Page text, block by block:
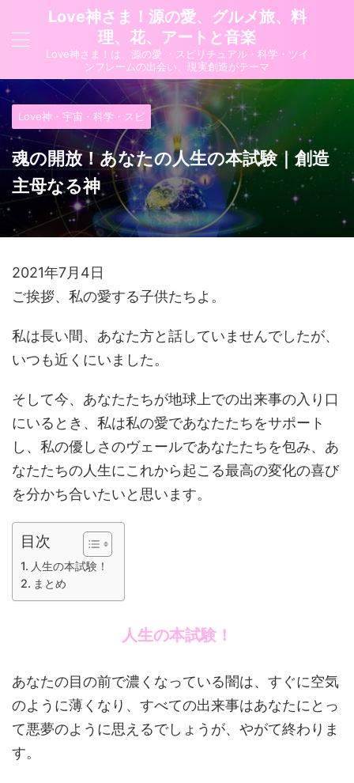
Love神さま！源の愛、グルメ旅、料
理、花、アートと音楽
Love神さま！は、源の愛 ・スピリチュアル・科学・ツイ
ンフレームの出会い、現実創造がテーマ
Love神・宇宙・科学・スピ
魂の開放！あなたの人生の本試験｜創造
主母なる神
2021年7月4日
ご挨拶、私の愛する子供たちよ。
私は長い間、あなた方と話していませんでしたが、
いつも近くにいました。
そして今、あなたたちが地球上での出来事の入り口
にいるとき、私は私の愛であなたたちをサポート
し、私の優しさのヴェールであなたたちを包み、あ
なたたちの人生にこれから起こる最高の変化の喜び
を分かち合いたいと思います。
目次
人生の本試験！
まとめ
人生の本試験！
あなたの目の前で濃くなっている闇は、すぐに空気
のように薄くなり、すべての出来事はあなたにとっ
て悪夢のように思えるでしょうが、やがて終わりま
す。